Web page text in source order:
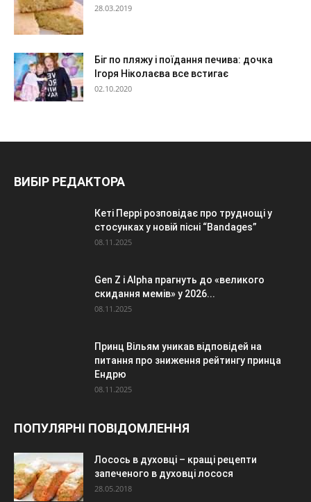
28.03.2019
Біг по пляжу і поїдання печива: дочка
Ігоря Ніколаєва все встигає
02.10.2020
ВИБІР РЕДАКТОРА
Кеті Перрі розповідає про труднощі у
стосунках у новій пісні “Bandages”
08.11.2025
Gen Z і Alpha прагнуть до «великого
скидання мемів» у 2026...
08.11.2025
Принц Вільям уникав відповідей на
питання про зниження рейтингу принца
Ендрю
08.11.2025
ПОПУЛЯРНІ ПОВІДОМЛЕННЯ
Лосось в духовці – кращі рецепти
запеченого в духовці лосося
28.05.2018